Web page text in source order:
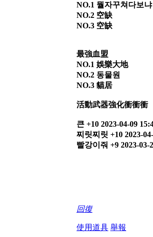
NO.1 뭘자꾸쳐다보냐
NO.2 空缺
NO.3 空缺
最強血盟
NO.1 娛樂大地
NO.2 동물원
NO.3 貓居
活動武器強化衝衝衝
큰 +10 2023-04-09
찌릿찌릿 +10 2023-
빨강이줘 +9 2023-03-
回復
使用道具 舉報